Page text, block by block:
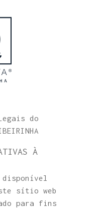
do
À
sítio web
para fins